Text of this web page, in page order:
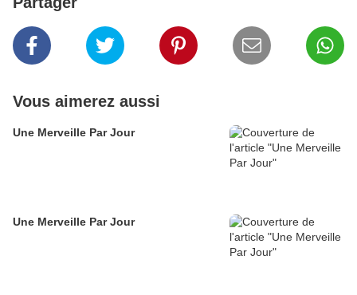
Vous aimerez aussi
Une Merveille Par Jour
Une Merveille Par Jour